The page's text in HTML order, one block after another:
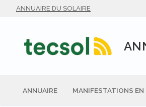
ANNUAIRE DU SOLAIRE
ANNUAIRE MANIFESTATIONS EN